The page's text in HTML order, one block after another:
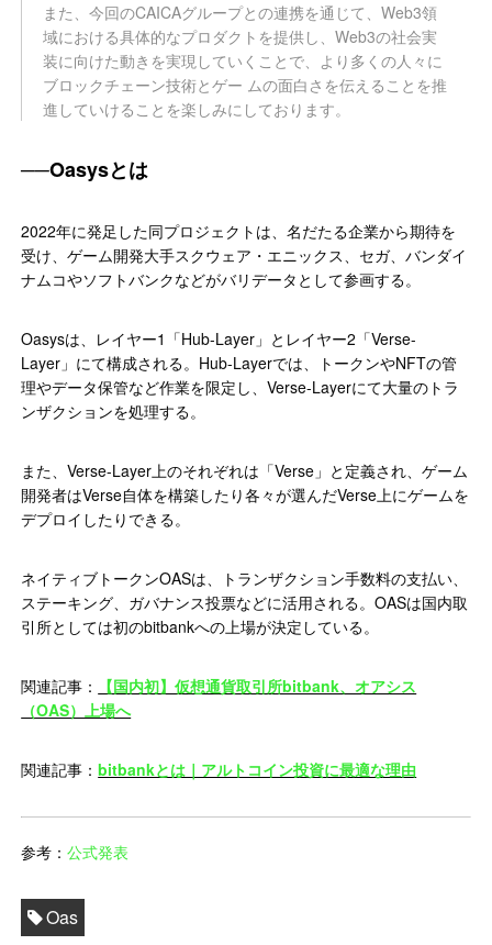
また、今回のCAICAグループとの連携を通じて、Web3領
域における具体的なプロダクトを提供し、Web3の社会実
装に向けた動きを実現していくことで、より多くの人々に
ブロックチェーン技術とゲー ムの面白さを伝えることを推
進していけることを楽しみにしております。
Oasysとは
2022年に発足した同プロジェクトは、名だたる企業から期待を
受け、ゲーム開発大手スクウェア・エニックス、セガ、バンダイ
ナムコやソフトバンクなどがバリデータとして参画する。
Oasysは、レイヤー1「Hub-Layer」とレイヤー2「Verse-
Layer」にて構成される。Hub-Layerでは、トークンやNFTの管
理やデータ保管など作業を限定し、Verse-Layerにて大量のトラ
ンザクションを処理する。
また、Verse-Layer上のそれぞれは「Verse」と定義され、ゲーム
開発者はVerse自体を構築したり各々が選んだVerse上にゲームを
デプロイしたりできる。
ネイティブトークンOASは、トランザクション手数料の支払い、
ステーキング、ガバナンス投票などに活用される。OASは国内取
引所としては初のbitbankへの上場が決定している。
関連記事：
【国内初】仮想通貨取引所bitbank、オアシス
（OAS）上場へ
関連記事：bitbankとは｜アルトコイン投資に最適な理由
参考：公式発表
Oas